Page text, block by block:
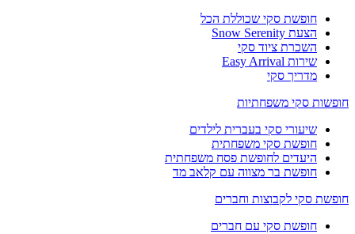
חופשת סקי שכוללת הכל
הצעת Snow Serenity
השכרת ציוד סקי
שירות Easy Arrival
מדריך סקי
חופשות סקי משפחתיות
שיעורי סקי בעברית לילדים
חופשת סקי משפחתית
היעדים לחופשת פסח משפחתית
חופשת בר מצווה עם קלאב מד
חופשת סקי לקבוצות וחברים
חופשת סקי עם חברים